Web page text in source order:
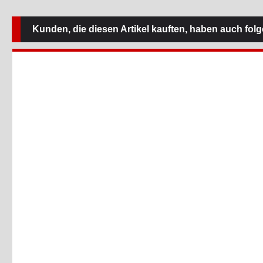
Kunden, die diesen Artikel kauften, haben auch